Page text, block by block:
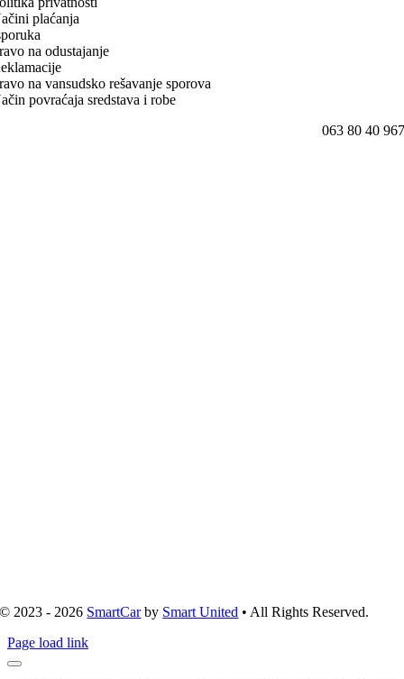
plaćanja
na odustajanje
na vansudsko rešavanje sporova
povraćaja sredstava i robe
063 80 40 967
© 2023 - 2026 SmartCarby Smart United • All Rights Reserved.
Page load link